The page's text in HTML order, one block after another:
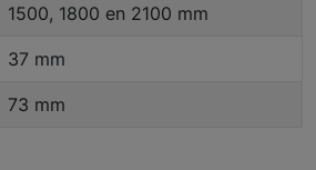
1500, 1800 en 2100 mm
37 mm
73 mm